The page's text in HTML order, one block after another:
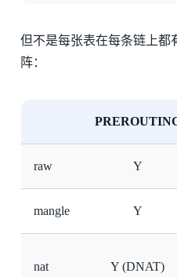
但不是每张表在每条链上都
阵：
raw Y
mangle Y
nat Y (DNAT)